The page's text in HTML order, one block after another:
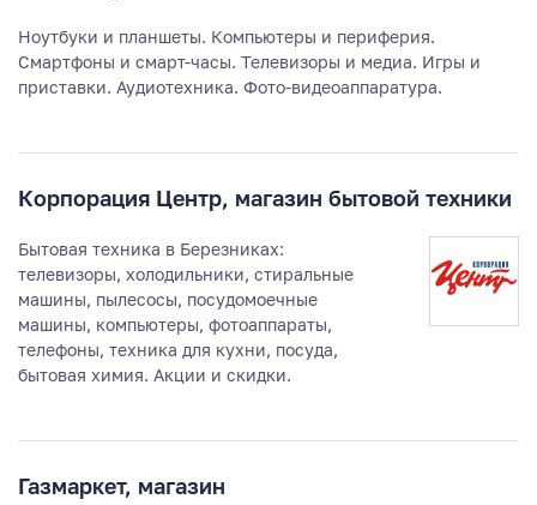
Ноутбуки и планшеты. Компьютеры и периферия.
Смартфоны и смарт-часы. Телевизоры и медиа. Игры и
приставки. Аудиотехника. Фото-видеоаппаратура.
Корпорация Центр, магазин бытовой техники
Бытовая техника в Березниках:
телевизоры, холодильники, стиральные
машины, пылесосы, посудомоечные
машины, компьютеры, фотоаппараты,
телефоны, техника для кухни, посуда,
бытовая химия. Акции и скидки.
Газмаркет, магазин